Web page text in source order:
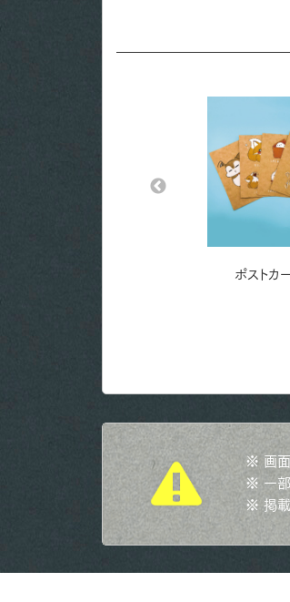
ポストカ
※ 画面
※ 一部
※ 掲載